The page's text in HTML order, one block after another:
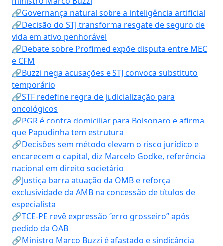
🔗Governança natural sobre a inteligência artificial
🔗Decisão do STJ transforma resgate de seguro de
vida em ativo penhorável
🔗Debate sobre Profimed expõe disputa entre MEC
e CFM
🔗Buzzi nega acusações e STJ convoca substituto
temporário
🔗STF redefine regra de judicialização para
oncológicos
🔗PGR é contra domiciliar para Bolsonaro e afirma
que Papudinha tem estrutura
🔗Decisões sem método elevam o risco jurídico e
encarecem o capital, diz Marcelo Godke, referência
nacional em direito societário
🔗Justiça barra atuação da OMB e reforça
exclusividade da AMB na concessão de títulos de
especialista
🔗TCE-PE revê expressão “erro grosseiro” após
pedido da OAB
🔗Ministro Marco Buzzi é afastado e sindicância